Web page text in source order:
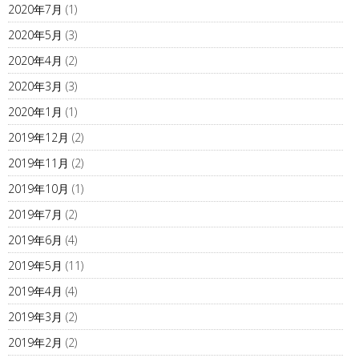
2020年7月 (1)
2020年5月 (3)
2020年4月 (2)
2020年3月 (3)
2020年1月 (1)
2019年12月 (2)
2019年11月 (2)
2019年10月 (1)
2019年7月 (2)
2019年6月 (4)
2019年5月 (11)
2019年4月 (4)
2019年3月 (2)
2019年2月 (2)